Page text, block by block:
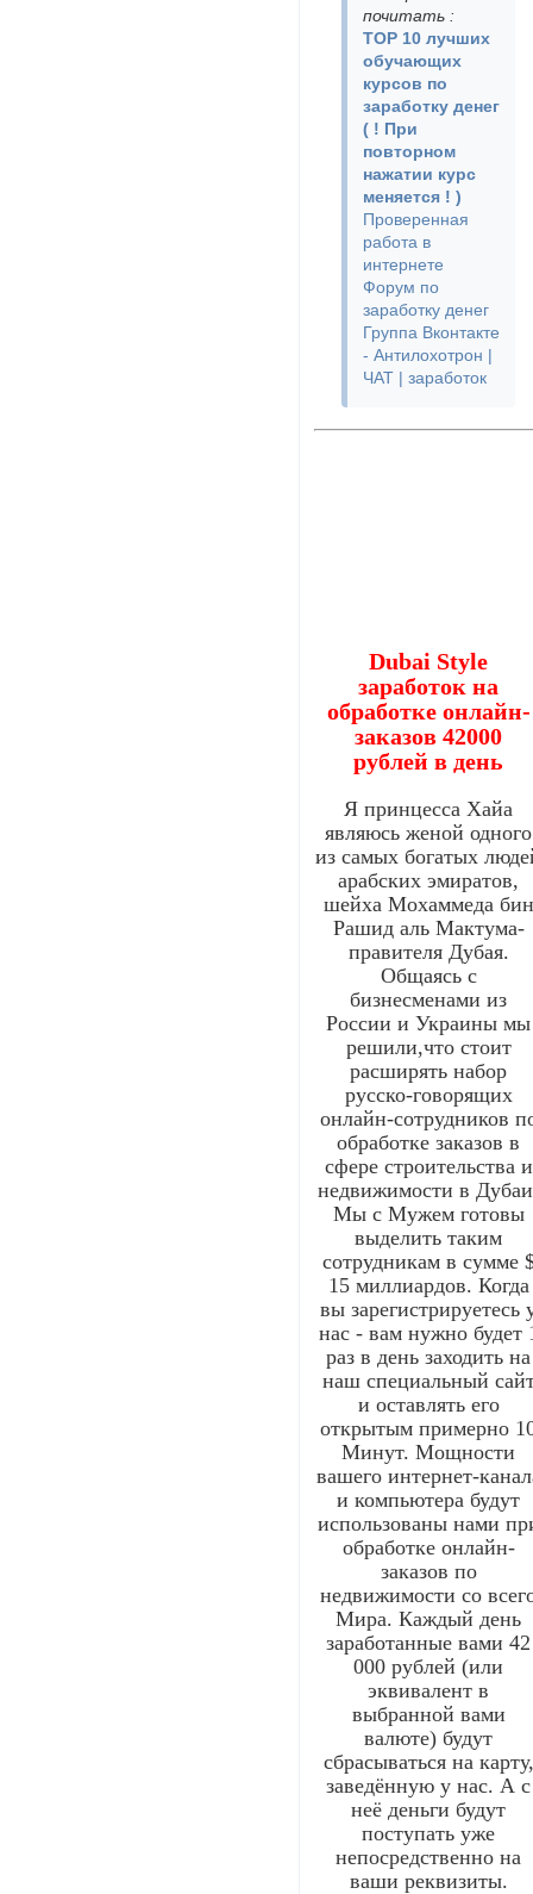
почитать :
TOP 10 лучших
обучающих
курсов по
заработку денег
( ! При
повторном
нажатии курс
меняется ! )
Проверенная
работа в
интернете
Форум по
заработку денег
Группа Вконтакте
- Антилохотрон |
ЧАТ | заработок
Dubai Style
заработок на
обработке онлайн-
заказов 42000
рублей в день
Я принцесса Хайа
являюсь женой одного
из самых богатых
арабских эмиратов,
шейха Мохаммеда бин
Рашид аль Мактума-
правителя Дубая.
Общаясь с
бизнесменами из
России и Украины мы
решили,что стоит
расширять набор
русско-говорящих
онлайн-сотрудников
обработке заказов в
сфере строительства и
недвижимости в
Мы с Мужем готовы
выделить таким
сотрудникам в сумме
15 миллиардов. Когда
вы зарегистрируетесь
нас - вам нужно будет
раз в день заходить на
наш специальный
и оставлять его
открытым примерно
Минут. Мощности
вашего интернет-
и компьютера будут
использованы нами
обработке онлайн-
заказов по
недвижимости со
Мира. Каждый день
заработанные вами 42
000 рублей (или
эквивалент в
выбранной вами
валюте) будут
сбрасываться на карту,
заведённую у нас. А с
неё деньги будут
поступать уже
непосредственно на
ваши реквизиты.